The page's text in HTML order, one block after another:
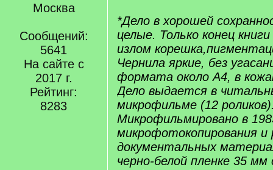
Москва
Сообщений:
5641
На сайте с
2017 г.
Рейтинг:
8283
*Дело в хорошей
целые. Только конец
излом
Чернила яркие, без
формата около А4, в
Дело выдается в
микрофильме (12
Микрофильмировано в
микрофотокопирования и
документальных
черно-белой пленке 35 мм